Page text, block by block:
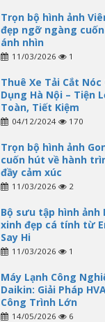
Trọn bộ hình ảnh
đẹp ngỡ ngàng
ánh nhìn
11/03/2026 1
Thuê Xe Tải Cắt Nóc
Dụng Hà Nội – Tiện
Toàn, Tiết Kiệm
04/12/2024 170
Trọn bộ hình ảnh
cuốn hút về hành
đầy cảm xúc
11/03/2026 2
Bộ sưu tập hình ảnh
xinh đẹp cá tính từ
Say Hi
11/03/2026 1
Máy Lạnh Công
Daikin: Giải Pháp
Công Trình Lớn
14/05/2026 6